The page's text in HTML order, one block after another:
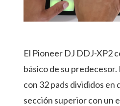
El Pioneer DJ DDJ-XP2
básico de su
con 32 pads divididos en
sección superior con un